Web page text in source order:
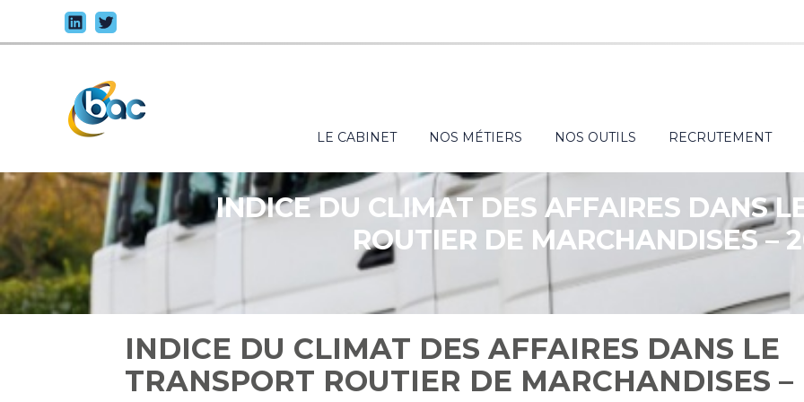
au
contenu
Principal
LE CABINET NOS MÉTIERS NOS OUTILS RECRUTEMENT
INDICE DU CLIMAT DES AFFAIRES DANS
ROUTIER DE MARCHANDISES –
INDICE DU CLIMAT DES AFFAIRES DANS LE
TRANSPORT ROUTIER DE MARCHANDISES –